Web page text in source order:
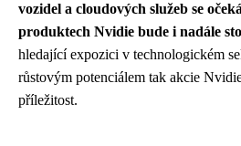
vozidel a cloudových služeb se
produktech Nvidie bude i nadále
hledající expozici v technologickém
růstovým potenciálem tak akcie
příležitost.